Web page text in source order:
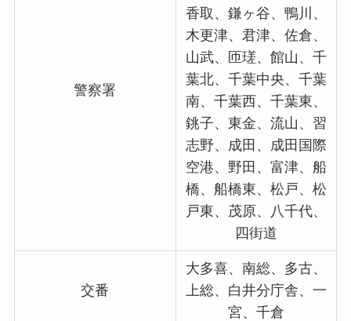
警察署
香取、鎌ヶ谷、鴨川、
木更津、君津、佐倉、
山武、匝瑳、館山、千
葉北、千葉中央、千葉
南、千葉西、千葉東、
銚子、東金、流山、習
志野、成田、成田国際
空港、野田、富津、船
橋、船橋東、松戸、松
戸東、茂原、八千代、
四街道
交番
大多喜、南総、多古、
上総、白井分庁舎、一
宮、千倉